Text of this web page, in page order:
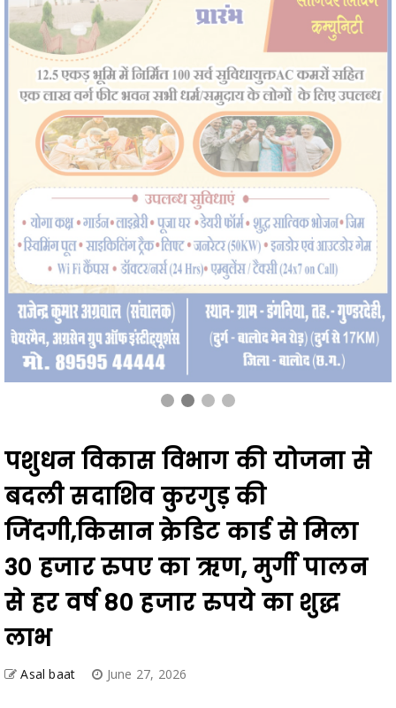
पशुधन विकास विभाग की योजना से
बदली सदाशिव कुरगुड़ की
जिंदगी,किसान क्रेडिट कार्ड से मिला
30 हजार रुपए का ऋण, मुर्गी पालन
से हर वर्ष 80 हजार रुपये का शुद्ध
लाभ
Asal baat June 27, 2026